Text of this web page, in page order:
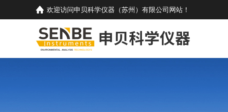
欢迎访问申贝科学仪器（苏州）有限公司 网站！